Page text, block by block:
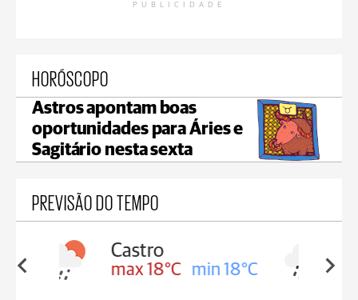
PUBLICIDADE
HORÓSCOPO
Astros apontam boas
oportunidades para Áries e
Sagitário nesta sexta
PREVISÃO DO TEMPO
18°C
Carambeí
max 18°C min 17°C